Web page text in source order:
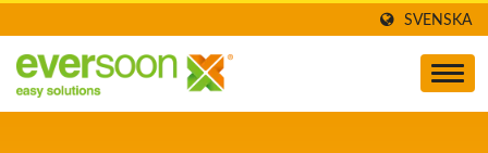
SVENSKA